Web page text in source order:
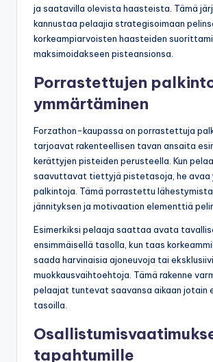
ja saatavilla olevista haasteista. Tämä
kannustaa pelaajia strategisoimaan
korkeampiarvoisten haasteiden
maksimoidakseen pisteansionsa.
Porrastettujen
ymmärtäminen
Forzathon-kaupassa on porrastettuja
tarjoavat rakenteellisen tavan ansaita
kerättyjen pisteiden perusteella. Kun
saavuttavat tiettyjä pistetasoja, he avaa
palkintoja. Tämä porrastettu
jännityksen ja motivaation elementtiä
Esimerkiksi pelaaja saattaa avata
ensimmäisellä tasolla, kun taas
saada harvinaisia ajoneuvoja tai
muokkausvaihtoehtoja. Tämä rakenne
pelaajat tuntevat saavansa aikaan jotain
tasoilla.
tapahtumille